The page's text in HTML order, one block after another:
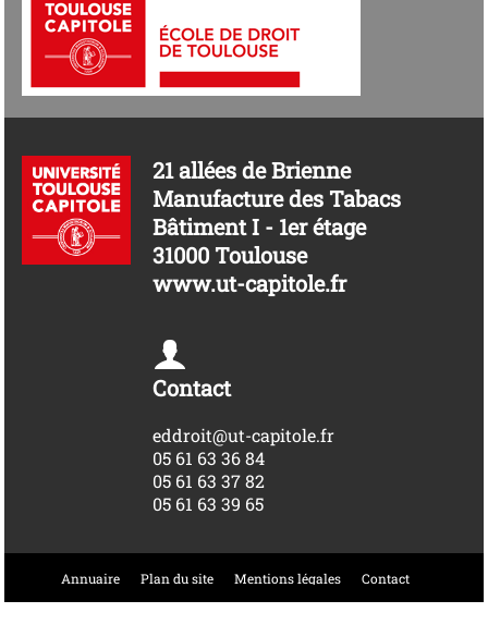
21 allées de Brienne
Manufacture des Tabacs
Bâtiment I - 1er étage
31000 Toulouse
www.ut-capitole.fr
Contact
eddroit@ut-capitole.fr
05 61 63 36 84
05 61 63 37 82
05 61 63 39 65
Annuaire Plan du site Mentions légales Contact